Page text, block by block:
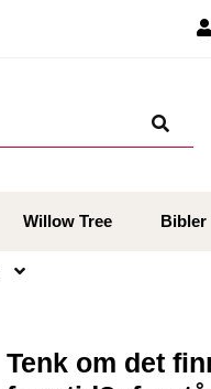
Willow Tree Bibler
Tenk om det